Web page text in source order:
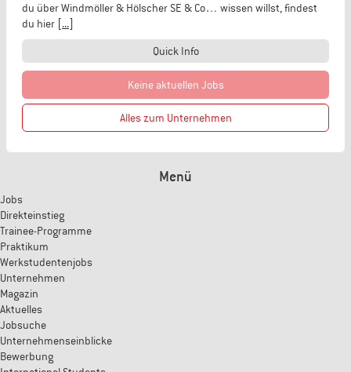
du über Windmöller & Hölscher SE & Co… wissen willst, findest
du hier [...]
Quick Info
Keine aktuellen Jobs
Alles zum Unternehmen
Menü
Jobs
Direkteinstieg
Trainee-Programme
Praktikum
Werkstudentenjobs
Unternehmen
Magazin
Aktuelles
Jobsuche
Unternehmenseinblicke
Bewerbung